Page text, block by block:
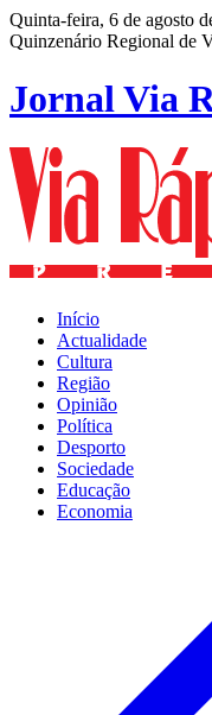
Quinta-feira, 6 de agosto
Quinzenário Regional de
Jornal Via
Início
Actualidade
Cultura
Região
Opinião
Política
Desporto
Sociedade
Educação
Economia